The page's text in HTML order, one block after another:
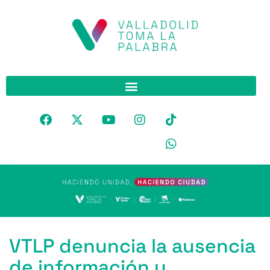
VTLP denuncia la ausencia